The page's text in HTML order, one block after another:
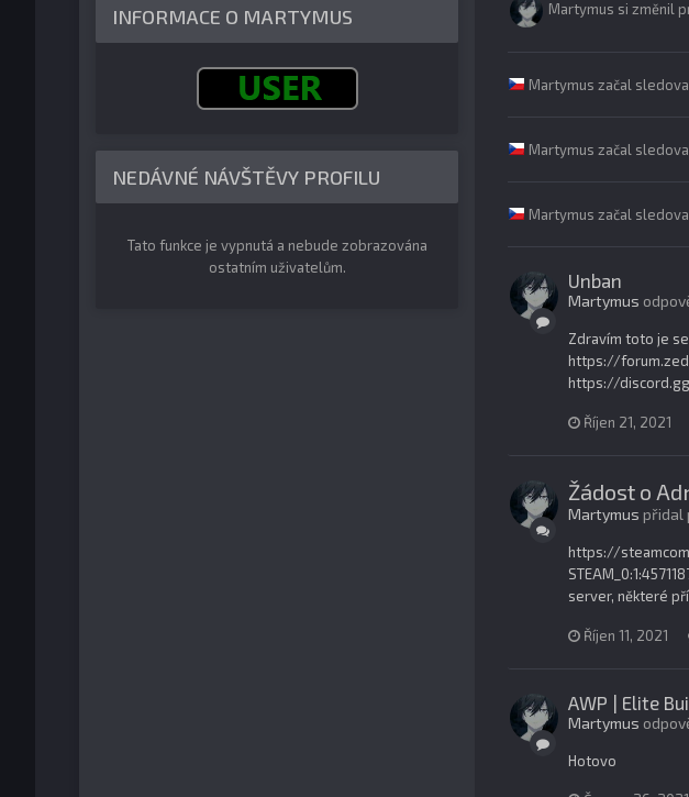
INFORMACE O MARTYMUS
NEDÁVNÉ NÁVŠTĚVY PROFILU
Tato funkce je vypnutá a nebude zobrazována
ostatním uživatelům.
Martymus si změnil
Martymus začal
Martymus začal
Martymus začal
Unban
Martymus
Zdravím toto je
https://
https://
Říjen 21, 2021
Žádost o
Martymus přidal
https://
server, některé
Říjen 11, 2021
AWP | Elite
Martymus
Hotovo